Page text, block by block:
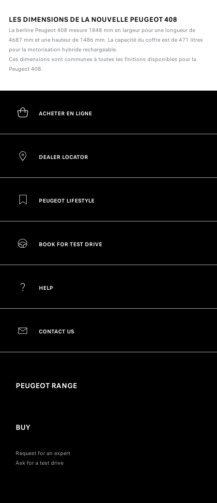
LES DIMENSIONS DE LA NOUVELLE PEUGEOT 408
La berline Peugeot 408 mesure 1848 mm en largeur pour une longueur de
4687 mm et une hauteur de 1486 mm. La capacité du coffre est de 471 litres
pour la motorisation hybride rechargeable.
Ces dimensions sont communes à toutes les finitions disponibles pour la
Peugeot 408.
ACHETER EN LIGNE
DEALER LOCATOR
PEUGEOT LIFESTYLE
BOOK FOR TEST DRIVE
HELP
CONTACT US
PEUGEOT RANGE
BUY
Request for an expert
Ask for a test drive